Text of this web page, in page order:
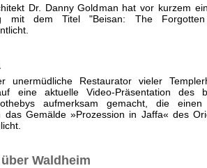
Dr. Danny Goldman hat vor kurzem
mit dem Titel "Beisan: The Forgotten
unermüdliche Restaurator vieler
eine aktuelle Video-Präsentation des
aufmerksam gemacht, die einen
das Gemälde »Prozession in Jaffa« des
Waldheim